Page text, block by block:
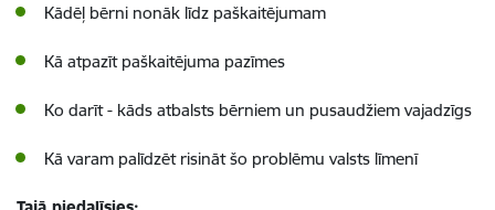
Kādēļ bērni nonāk līdz paškaitējumam
Kā atpazīt paškaitējuma pazīmes
Ko darīt - kāds atbalsts bērniem un pusaudžiem vajadzīgs
Kā varam palīdzēt risināt šo problēmu valsts līmenī